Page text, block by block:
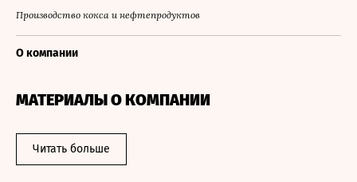
Производство кокса и нефтепродуктов
О компании
МАТЕРИАЛЫ О КОМПАНИИ
Читать больше